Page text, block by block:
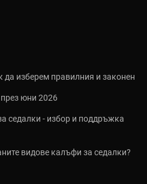
за CE протектори
- Изработени от мека и
протектори на кокалчетата
със защита за глезена
да изберем правилния и законен
юни 2026
седалки - избор и поддръжка
видове калъфи за седалки?